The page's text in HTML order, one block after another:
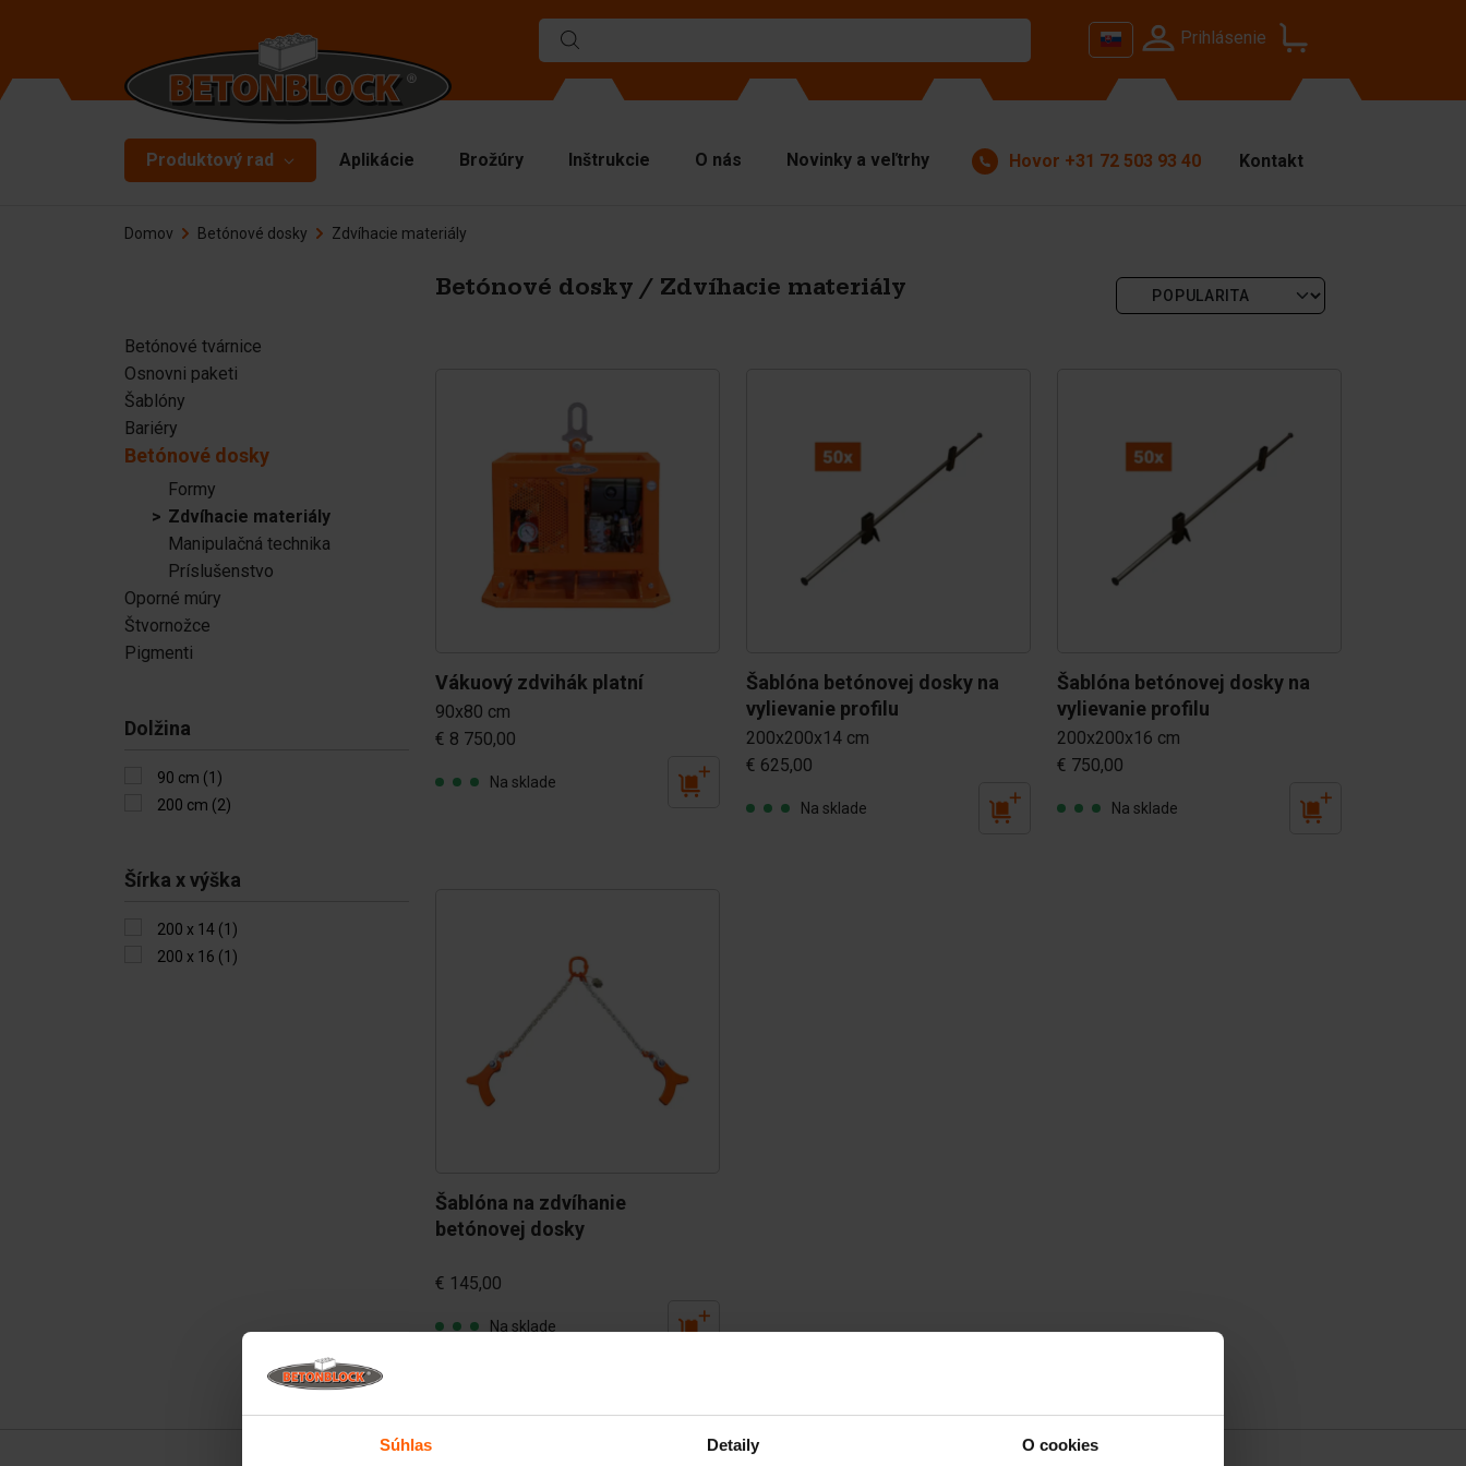
Súhlas Detaily O cookies
Prihlásenie
Produktový rad
Betónové tvárnice
Šablóny
Bariéry
Betónové dosky
Oporné múry
Štvornožce
Pigmenti
Deliace steny
Príslušenstvo
Náhradné diely
Aplikácie Brožúry Inštrukcie O nás Novinky a veľtrhy Hovor +31 72 503 93 40 Kontakt
Domov Betónové dosky Zdvíhacie materiály
Betónové tvárnice
Osnovni paketi
Šablóny
Bariéry
Betónové dosky
Formy
Zdvíhacie materiály
Manipulačná technika
Príslušenstvo
Oporné múry
Štvornožce
Pigmenti
Dolžina
90 cm (1)
200 cm (2)
Šírka x výška
200 x 14 (1)
200 x 16 (1)
Betónové dosky / Zdvíhacie materiály
Vákuový zdvihák platní
90x80 cm
€ 8 750,00
Na sklade
Šablóna betónovej dosky na
vylievanie profilu
200x200x14 cm
€ 625,00
Na sklade
Šablóna betónovej dosky na
vylievanie profilu
200x200x16 cm
€ 750,00
Na sklade
Šablóna na zdvíhanie
betónovej dosky
€ 145,00
Na sklade